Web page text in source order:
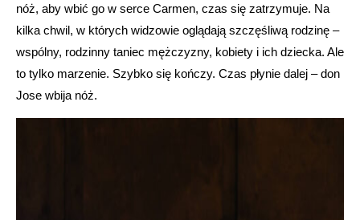
nóż, aby wbić go w serce Carmen, czas się zatrzymuje. Na
kilka chwil, w których widzowie oglądają szczęśliwą rodzinę –
wspólny, rodzinny taniec mężczyzny, kobiety i ich dziecka. Ale
to tylko marzenie. Szybko się kończy. Czas płynie dalej – don
Jose wbija nóż.